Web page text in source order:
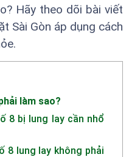
Hãy theo dõi bài viết
Sài Gòn áp dụng cách
làm sao?
8 bị lung lay cần nhổ
8 lung lay không phải